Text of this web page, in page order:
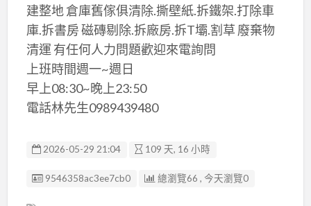
建整地 倉庫舊傢俱清除.撕壁紙.拆鐵架.打除車
庫.拆書房 磁磚剔除.拆廠房.拆T壩.割草 廢棄物
清運 有任何人力問題歡迎來電詢問
上班時間週一~週日
早上08:30~晚上23:50
電話林先生0989439480
2026-05-29 21:04 109 天, 16 小時
廣告编號
9546358ac3ee7cb0 總瀏覽66 , 今天瀏覽0